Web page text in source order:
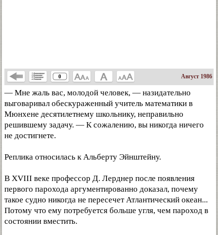
0 Август 1986
— Мне жаль вас, молодой человек, — назидательно
выговаривал обескураженный учитель математики в
Мюнхене десятилетнему школьнику, неправильно
решившему задачу. — К сожалению, вы никогда ничего
не достигнете.
Реплика относилась к Альберту Эйнштейну.
В XVIII веке профессор Д. Лерднер после появления
первого парохода аргументированно доказал, почему
такое судно никогда не пересечет Атлантический океан...
Потому что ему потребуется больше угля, чем пароход в
состоянии вместить.